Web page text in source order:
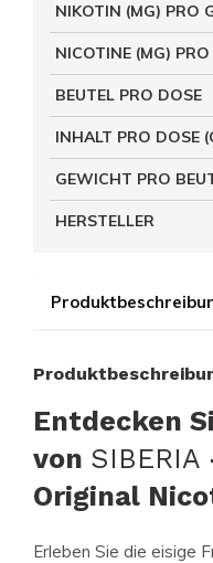
Entdecken
von SIBERIA
Original
Erleben Sie die eisige
NIKOTIN (MG) PRO
NICOTINE (MG)
BEUTEL PRO DOSE
INHALT PRO DOSE
GEWICHT PRO
HERSTELLER